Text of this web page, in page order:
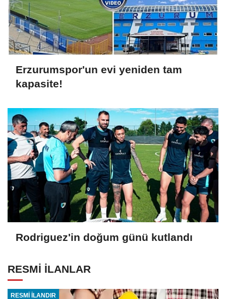
Erzurumspor'un evi yeniden tam
kapasite!
Rodriguez'in doğum günü kutlandı
RESMİ İLANLAR
RESMİ İLANDIR